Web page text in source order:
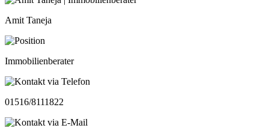
Amit Taneja
Immobilienberater
01516/8111822